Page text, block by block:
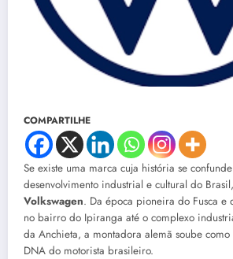
COMPARTILHE
Se existe uma marca cuja história se
desenvolvimento industrial e cultural do
Volkswagen. Da época pioneira do Fusca e
no bairro do Ipiranga até o complexo
da Anchieta, a montadora alemã soube
DNA do motorista brasileiro.